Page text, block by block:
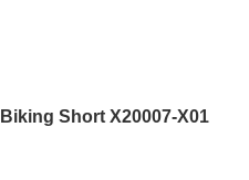
Short X20007-X01